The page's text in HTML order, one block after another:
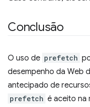
Conclusão
O uso de prefetch
desempenho da Web
antecipado de
prefetch é aceito na